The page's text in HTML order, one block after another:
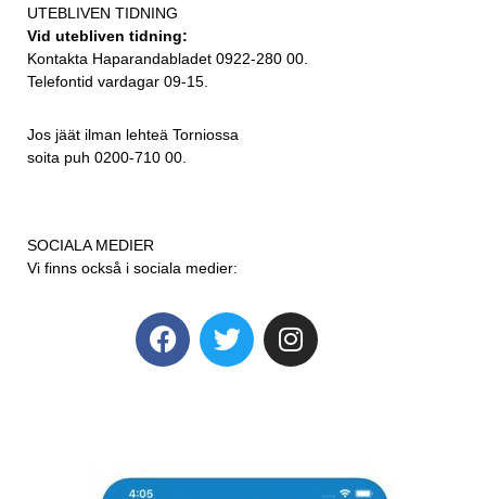
UTEBLIVEN TIDNING
Vid utebliven tidning:
Kontakta Haparandabladet 0922-280 00.
Telefontid vardagar 09-15.
Jos jäät ilman lehteä Torniossa
soita puh 0200-710 00.
SOCIALA MEDIER
Vi finns också i sociala medier: